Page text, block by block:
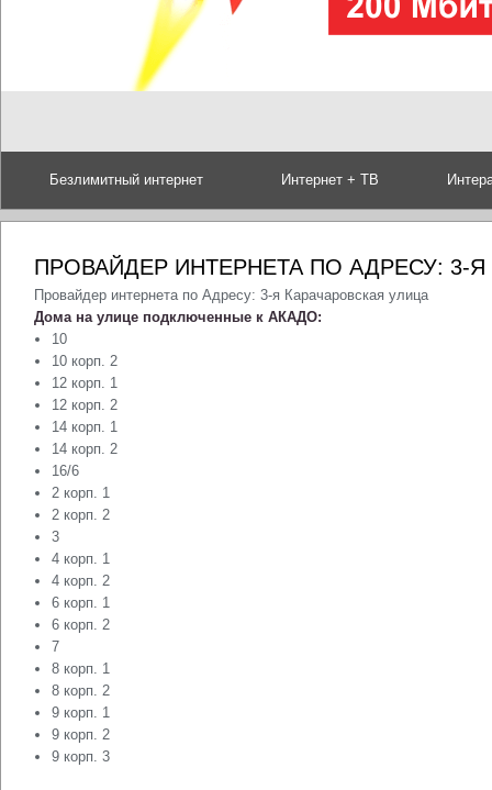
Безлимитный интернет Интернет + ТВ
ПРОВАЙДЕР ИНТЕРНЕТА ПО АДРЕСУ: 3-
Провайдер интернета по Адресу: 3-я Карачаровская улица
Дома на улице подключенные к АКАДО:
10
10 корп. 2
12 корп. 1
12 корп. 2
14 корп. 1
14 корп. 2
16/6
2 корп. 1
2 корп. 2
3
4 корп. 1
4 корп. 2
6 корп. 1
6 корп. 2
7
8 корп. 1
8 корп. 2
9 корп. 1
9 корп. 2
9 корп. 3